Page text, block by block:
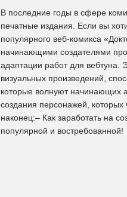
В последние годы в сфере
печатные издания. Если вы
популярного веб-комикса
начинающими создателями
адаптации работ для вебтуна.
визуальных произведений,
которые волнуют начинающих
создания персонажей, которых
наконец:– Как заработать на
популярной и востребованной!